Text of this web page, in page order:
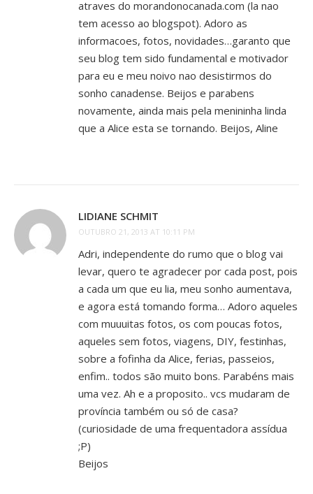
atraves do morandonocanada.com (la nao
tem acesso ao blogspot). Adoro as
informacoes, fotos, novidades…garanto que
seu blog tem sido fundamental e motivador
para eu e meu noivo nao desistirmos do
sonho canadense. Beijos e parabens
novamente, ainda mais pela menininha linda
que a Alice esta se tornando. Beijos, Aline
LIDIANE SCHMIT
OUTUBRO 21, 2013 AT 10:11 PM
Adri, independente do rumo que o blog vai
levar, quero te agradecer por cada post, pois
a cada um que eu lia, meu sonho aumentava,
e agora está tomando forma… Adoro aqueles
com muuuitas fotos, os com poucas fotos,
aqueles sem fotos, viagens, DIY, festinhas,
sobre a fofinha da Alice, ferias, passeios,
enfim.. todos são muito bons. Parabéns mais
uma vez. Ah e a proposito.. vcs mudaram de
província também ou só de casa?
(curiosidade de uma frequentadora assídua
;P)
Beijos